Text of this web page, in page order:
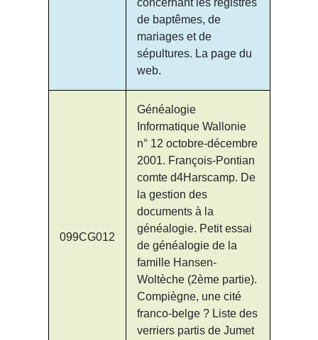
de baptêmes, de
mariages et de
sépultures. La page du
web.
099CG012
Généalogie
Informatique Wallonie
n° 12 octobre-décembre
2001. François-Pontian
comte d4Harscamp. De
la gestion des
documents à la
généalogie. Petit essai
de généalogie de la
famille Hansen-
Woltèche (2ème partie).
Compiègne, une cité
franco-belge ? Liste des
verriers partis de Jumet